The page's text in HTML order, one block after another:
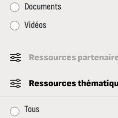
Documents
Vidéos
Ressources
Ressources
Tous